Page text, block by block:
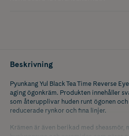
Beskrivning
Pyunkang Yul Black Tea Time Reverse
aging ögonkräm. Produkten innehåller
som återupplivar huden runt ögonen
reducerade rynkor och fina linjer.
Krämen är även berikad med sheasmör,